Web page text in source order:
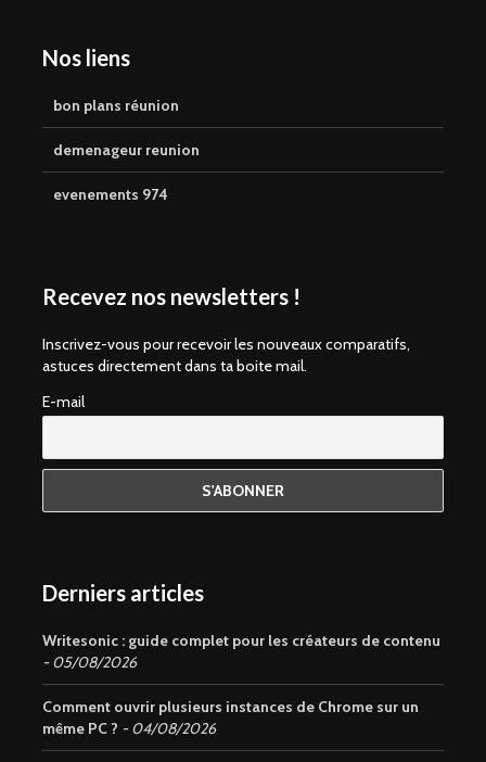
Nos liens
bon plans réunion
demenageur reunion
evenements 974
Recevez nos newsletters !
Inscrivez-vous pour recevoir les nouveaux comparatifs,
astuces directement dans ta boite mail.
E-mail
Derniers articles
Writesonic : guide complet pour les créateurs de contenu
05/08/2026
Comment ouvrir plusieurs instances de Chrome sur un
même PC ?
04/08/2026